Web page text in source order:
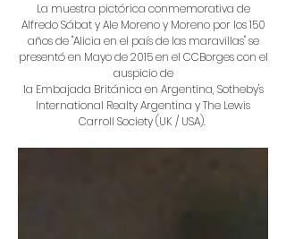
La muestra pictórica conmemorativa de
Alfredo Sábat y Ale Moreno y Moreno por los 150
años de "Alicia en el país de las maravillas" se
presentó en Mayo de 2015 en el CCBorges con el
auspicio de
la Embajada Británica en Argentina, Sotheby's
International Realty Argentina y The Lewis
Carroll Society (UK / USA).